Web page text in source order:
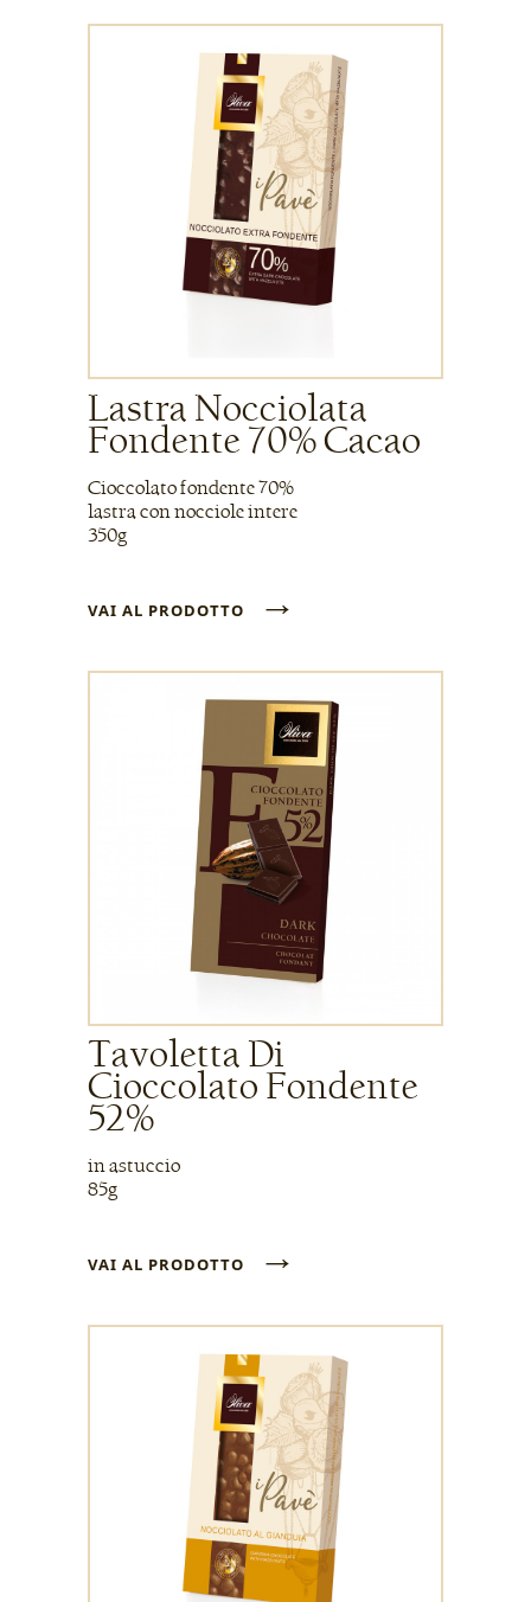
Lastra Nocciolata
Fondente 70% Cacao
Cioccolato fondente 70%
lastra con nocciole intere
350g
VAI AL PRODOTTO →
Tavoletta Di
Cioccolato Fondente
52%
in astuccio
85g
VAI AL PRODOTTO →